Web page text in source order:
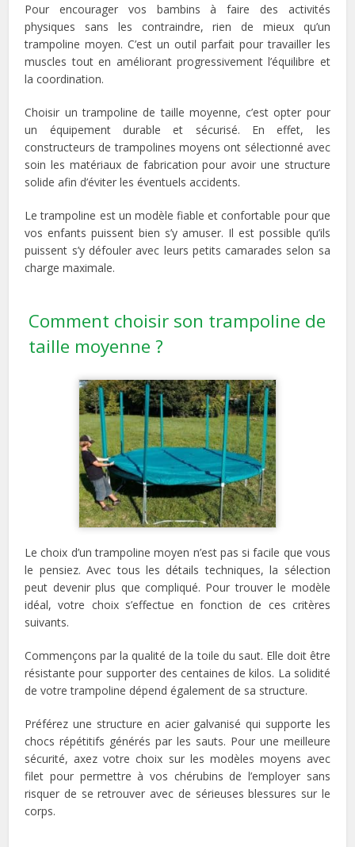
Pour encourager vos bambins à faire des activités
physiques sans les contraindre, rien de mieux qu’un
trampoline moyen. C’est un outil parfait pour travailler les
muscles tout en améliorant progressivement l’équilibre et
la coordination.
Choisir un trampoline de taille moyenne, c’est opter pour
un équipement durable et sécurisé. En effet, les
constructeurs de trampolines moyens ont sélectionné avec
soin les matériaux de fabrication pour avoir une structure
solide afin d’éviter les éventuels accidents.
Le trampoline est un modèle fiable et confortable pour que
vos enfants puissent bien s’y amuser. Il est possible qu’ils
puissent s’y défouler avec leurs petits camarades selon sa
charge maximale.
Comment choisir son trampoline de
taille moyenne ?
Le choix d’un trampoline moyen n’est pas si facile que vous
le pensiez. Avec tous les détails techniques, la sélection
peut devenir plus que compliqué. Pour trouver le modèle
idéal, votre choix s’effectue en fonction de ces critères
suivants.
Commençons par la qualité de la toile du saut. Elle doit être
résistante pour supporter des centaines de kilos. La solidité
de votre trampoline dépend également de sa structure.
Préférez une structure en acier galvanisé qui supporte les
chocs répétitifs générés par les sauts. Pour une meilleure
sécurité, axez votre choix sur les modèles moyens avec
filet pour permettre à vos chérubins de l’employer sans
risquer de se retrouver avec de sérieuses blessures sur le
corps.